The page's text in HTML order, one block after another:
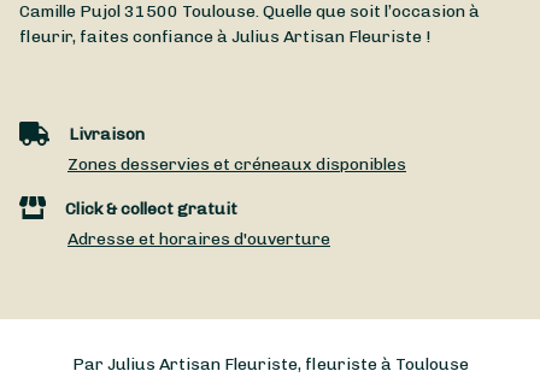
Camille Pujol31500 Toulouse. Quelle que soit l’occasion à
fleurir, faites confiance à Julius Artisan Fleuriste !
Livraison
Zones desservies et créneaux disponibles
Click & collect gratuit
Adresse et horaires d'ouverture
Par Julius Artisan Fleuriste, fleuriste à Toulouse